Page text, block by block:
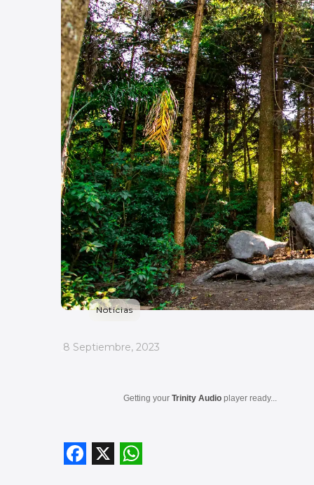
Noticias
_
8 Septiembre, 2023
Getting your Trinity Audio player ready...